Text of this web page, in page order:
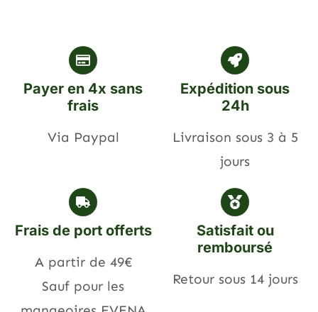
Payer en 4x sans
frais
Via Paypal
Expédition sous
24h
Livraison sous 3 à 5
jours
Frais de port offerts
A partir de 49€
Sauf pour les
Satisfait ou
remboursé
Retour sous 14 jours